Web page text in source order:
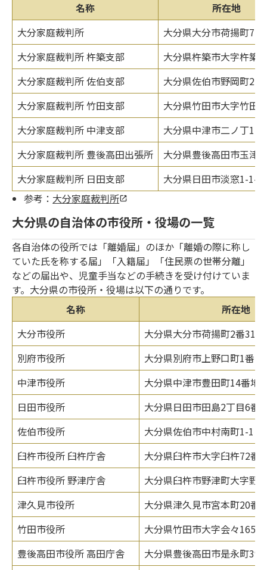
名称
所在地
大分家庭裁判所
大分県大分市荷揚町7-
大分家庭裁判所 杵築支部
大分県杵築市大字杵築
大分家庭裁判所 佐伯支部
大分県佐伯市野岡町2-
大分家庭裁判所 竹田支部
大分県竹田市大字竹田
大分家庭裁判所 中津支部
大分県中津市二ノ丁
大分家庭裁判所 豊後高田出張所
大分県豊後高田市玉津
大分家庭裁判所 日田支部
大分県日田市淡窓1-1-
参考： 大分家庭裁判所
大分県の自治体の市役所・役場の一覧
各自治体の役所では「離婚届」のほか「離婚の際に称し
ていた氏を称する届」「入籍届」「住民票の世帯分離」
などの届出や、児童手当などの手続きを受け付けていま
す。大分県の市役所・役場は以下の通りです。
名称
所在地
大分市役所
大分県大分市荷揚町2番31号
別府市役所
大分県別府市上野口町1番
中津市役所
大分県中津市豊田町14番地3
日田市役所
大分県日田市田島2丁目6番
佐伯市役所
大分県佐伯市中村南町1-1
臼杵市役所 臼杵庁舎
大分県臼杵市大字臼杵72番1
臼杵市役所 野津庁舎
大分県臼杵市野津町大字野
津久見市役所
大分県津久見市宮本町20番
竹田市役所
大分県竹田市大字会々1650
豊後高田市役所 高田庁舎
大分県豊後高田市是永町39